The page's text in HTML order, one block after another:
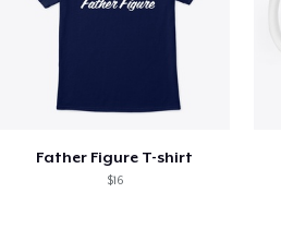
Father Figure T-shirt
$16